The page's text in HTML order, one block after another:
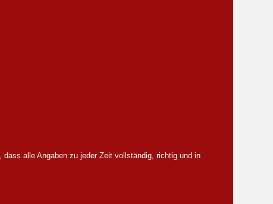
alle Angaben zu jeder Zeit vollständig, richtig und in